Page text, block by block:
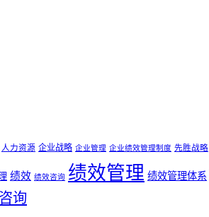
人力资源 企业战略 企业管理 企业绩效管理制度 先胜战略
绩效 绩效咨询 绩效管理 绩效管理体系
询